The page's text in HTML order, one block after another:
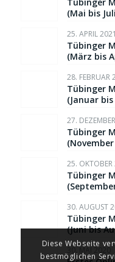
(Mai bis
25. APRIL 2021
Tübinger
(März bis
28. FEBRUAR
Tübinger
(Januar
27.
Tübinger
25.
Tübinger
30. AUGUST
Tübinger
(Juni bis
Diese Webseite
bestmöglichen